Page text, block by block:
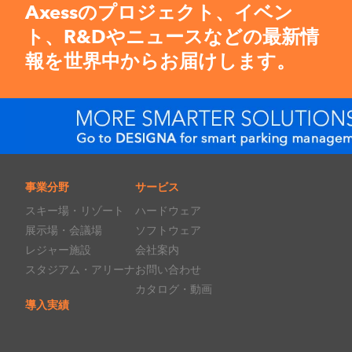
Axessのプロジェクト、イベン
ト、R&Dやニュースなどの最新情
報を世界中からお届けします。
事業分野
スキー場・リゾート
展示場・会議場
レジャー施設
スタジアム・アリーナ
導入実績
サービス
ハードウェア
ソフトウェア
会社案内
お問い合わせ
カタログ・動画